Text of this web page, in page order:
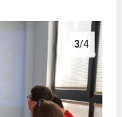
3/4